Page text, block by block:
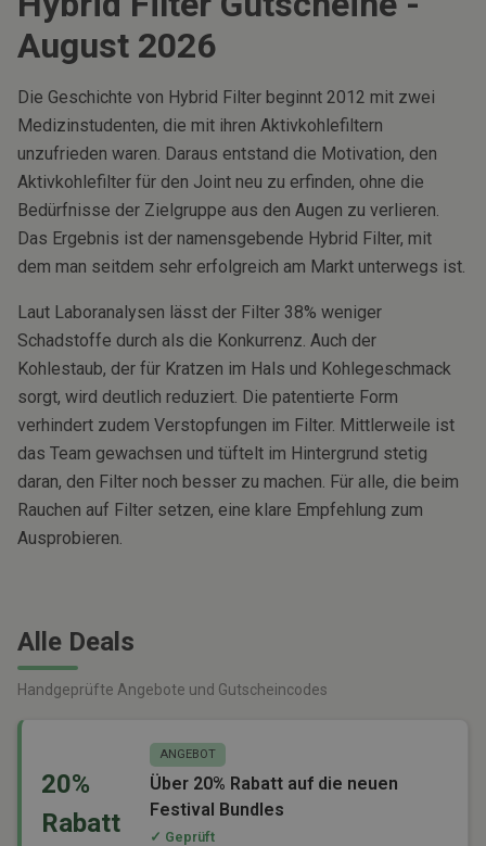
August 2026
Die Geschichte von Hybrid Filter beginnt 2012 mit zwei
Medizinstudenten, die mit ihren Aktivkohlefiltern
unzufrieden waren. Daraus entstand die Motivation, den
Aktivkohlefilter für den Joint neu zu erfinden, ohne die
Bedürfnisse der Zielgruppe aus den Augen zu verlieren.
Das Ergebnis ist der namensgebende Hybrid Filter, mit
dem man seitdem sehr erfolgreich am Markt unterwegs ist.
Laut Laboranalysen lässt der Filter 38% weniger
Schadstoffe durch als die Konkurrenz. Auch der
Kohlestaub, der für Kratzen im Hals und Kohlegeschmack
sorgt, wird deutlich reduziert. Die patentierte Form
verhindert zudem Verstopfungen im Filter. Mittlerweile ist
das Team gewachsen und tüftelt im Hintergrund stetig
daran, den Filter noch besser zu machen. Für alle, die beim
Rauchen auf Filter setzen, eine klare Empfehlung zum
Ausprobieren.
Alle Deals
Handgeprüfte Angebote und Gutscheincodes
20%
Rabatt
ANGEBOT
Über 20% Rabatt auf die neuen
Festival Bundles
✓ Geprüft